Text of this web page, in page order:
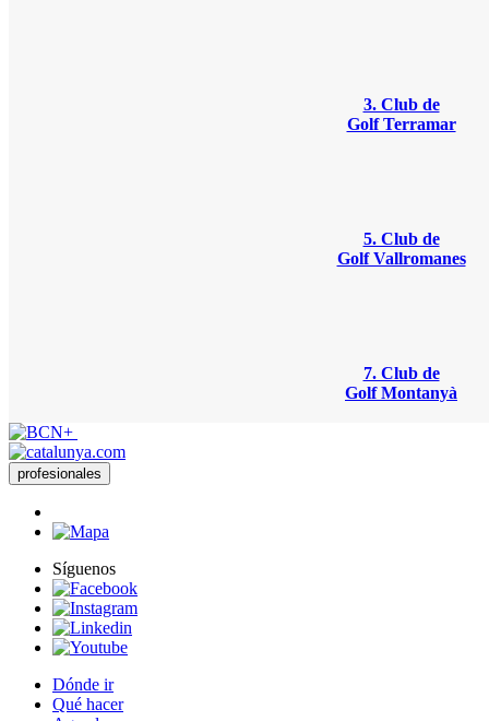
3. Club de
Golf Terramar
5. Club de
Golf Vallromanes
7. Club de
Golf Montanyà
profesionales
Síguenos
Dónde ir
Qué hacer